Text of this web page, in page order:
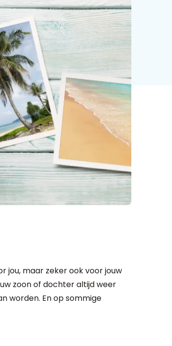
jou, maar zeker ook voor jouw
zoon of dochter altijd weer
worden. En op sommige